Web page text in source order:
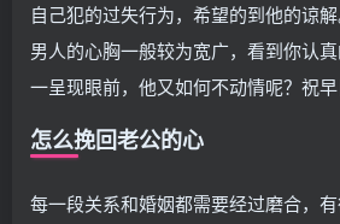
自己犯的过失行为，希望的到他的谅解
男人的心胸一般较为宽广，看到你认
一呈现眼前，他又如何不动情呢？祝
怎么挽回老公的心
每一段关系和婚姻都需要经过磨合，有